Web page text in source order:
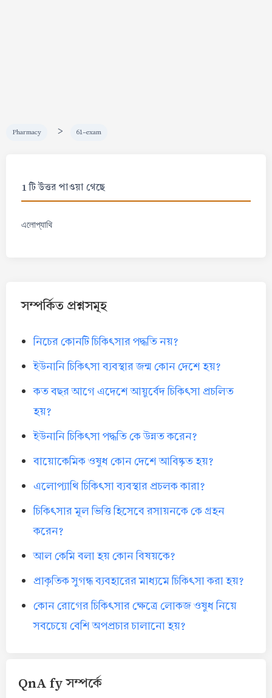
Pharmacy > 61-exam
1 টি উত্তর পাওয়া গেছে
এলোপ্যাথি
সম্পর্কিত প্রশ্নসমূহ
নিচের কোনটি চিকিৎসার পদ্ধতি নয়?
ইউনানি চিকিৎসা ব্যবস্থার জন্ম কোন দেশে হয়?
কত বছর আগে এদেশে আয়ুর্বেদ চিকিৎসা প্রচলিত
হয়?
ইউনানি চিকিৎসা পদ্ধতি কে উন্নত করেন?
বায়োকেমিক ওষুধ কোন দেশে আবিষ্কৃত হয়?
এলোপ্যাথি চিকিৎসা ব্যবস্থার প্রচলক কারা?
চিকিৎসার মূল ভিত্তি হিসেবে রসায়নকে কে গ্রহন
করেন?
আল কেমি বলা হয় কোন বিষয়কে?
প্রাকৃতিক সুগন্ধ ব্যবহারের মাধ্যমে চিকিৎসা করা হয়?
কোন রোগের চিকিৎসার ক্ষেত্রে লোকজ ওষুধ নিয়ে
সবচেয়ে বেশি অপপ্রচার চালানো হয়?
QnA fy সম্পর্কে